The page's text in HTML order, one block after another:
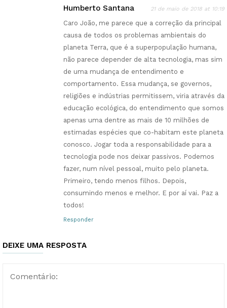
Humberto Santana 21 de maio de 2018 at 10:19
Caro João, me parece que a correção da principal
causa de todos os problemas ambientais do
planeta Terra, que é a superpopulação humana,
não parece depender de alta tecnologia, mas sim
de uma mudança de entendimento e
comportamento. Essa mudança, se governos,
religiões e indústrias permitissem, viria através da
educação ecológica, do entendimento que somos
apenas uma dentre as mais de 10 milhões de
estimadas espécies que co-habitam este planeta
conosco. Jogar toda a responsabilidade para a
tecnologia pode nos deixar passivos. Podemos
fazer, num nível pessoal, muito pelo planeta.
Primeiro, tendo menos filhos. Depois,
consumindo menos e melhor. E por aí vai. Paz a
todos!
Responder
DEIXE UMA RESPOSTA